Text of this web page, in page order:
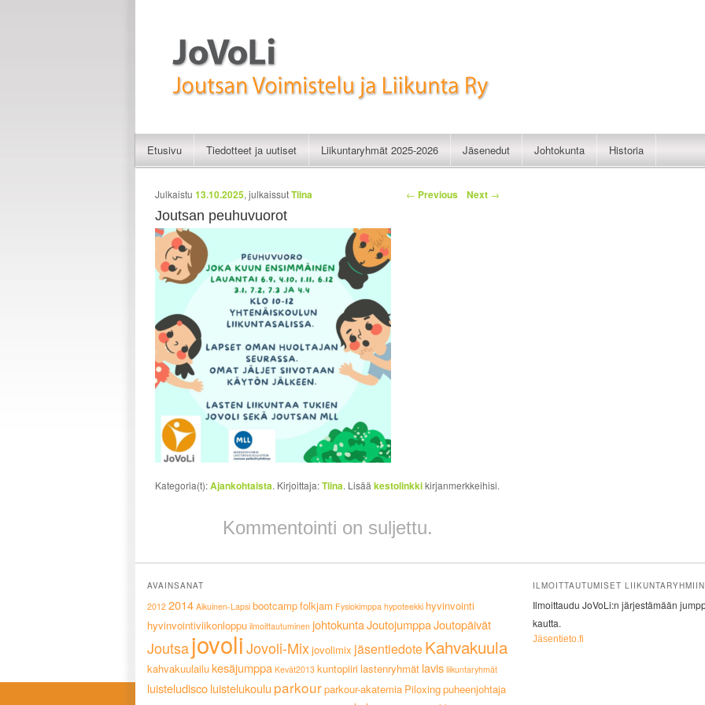
JoVoLi | Joutsan Voimistelu ja Liikunta Ry
Siirry sisältöön
Siirry toissijaiseen sisältöön
Etusivu Tiedotteet ja uutiset Liikuntaryhmät 2025-2026 Jäsenedut Johtokunta Historia
Artikkelien selaus ← Previous Next →
Joutsan peuhuvuorot
Julkaistu 13.10.2025, julkaissutTiina
Kategoria(t):Ajankohtaista. Kirjoittaja:Tiina. Lisää kestolinkkikirjanmerkkeihisi.
Kommentointi on suljettu.
AVAINSANAT
2012 2014 Aikuinen-Lapsi bootcampfolkjam Fysiokimppa hypoteekki hyvinvointi
hyvinvointiviikonloppu ilmoittautuminen johtokuntaJoutojumppaJoutopäivät
JoutsajovoliJovoli-Mixjovolimix jäsentiedoteKahvakuula
kahvakuulailukesäjumppa Kevät2013 kuntopiirilastenryhmät lavis liikuntaryhmät
luisteludiscoluistelukoulu parkourparkour-akatemia Piloxingpuheenjohtaja
ILMOITTAUTUMISET LIIKUNTARYHMIIN
Ilmoittaudu JoVoLi:n järjestämään
kautta.
Jäsentieto.fi